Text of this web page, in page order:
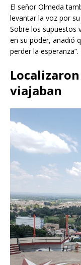
El señor Olmeda
levantar la voz por
Sobre los supuestos
en su poder, añadió
perder la esperanza”.
viajaban